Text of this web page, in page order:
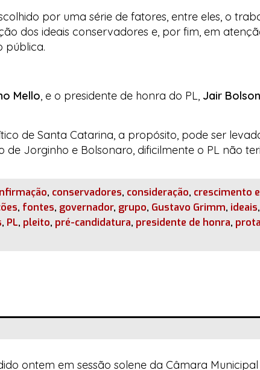
por uma série de fatores, entre eles, o
dos ideais conservadores e, por fim, em
pública.
Mello, e o presidente de honra do PL, Jair
de Santa Catarina, a propósito, pode ser
de Jorginho e Bolsonaro, dificilmente o PL não
, conservadores, consideração, crescimento
, fontes, governador, grupo, Gustavo Grimm, ideais,
, PL, pleito, pré-candidatura, presidente de honra,
ontem em sessão solene da Câmara